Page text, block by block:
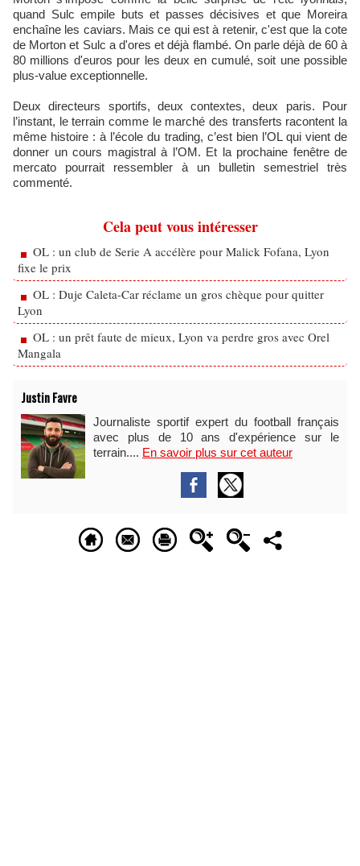
quand Sulc empile buts et passes décisives et que Moreira
enchaîne les caviars. Mais ce qui est à retenir, c'est que la cote
de Morton et Sulc a d'ores et déjà flambé. On parle déjà de 60 à
80 millions d'euros pour les deux en cumulé, soit une possible
plus-value exceptionnelle.
Deux directeurs sportifs, deux contextes, deux paris. Pour
l’instant, le terrain comme le marché des transferts racontent la
même histoire : à l’école du trading, c’est bien l’OL qui vient de
donner un cours magistral à l’OM. Et la prochaine fenêtre de
mercato pourrait ressembler à un bulletin semestriel très
commenté.
Cela peut vous intéresser
OL : un club de Serie A accélère pour Malick Fofana, Lyon
fixe le prix
OL : Duje Caleta-Car réclame un gros chèque pour quitter
Lyon
OL : un prêt faute de mieux, Lyon va perdre gros avec Orel
Mangala
Justin Favre
Journaliste sportif expert du football français
avec plus de 10 ans d'expérience sur le
terrain.... En savoir plus sur cet auteur